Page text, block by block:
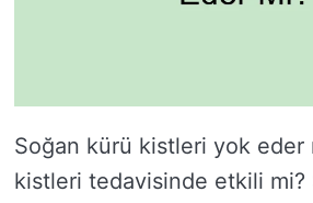
Soğan kürü kistleri yok eder
kistleri tedavisinde etkili mi?